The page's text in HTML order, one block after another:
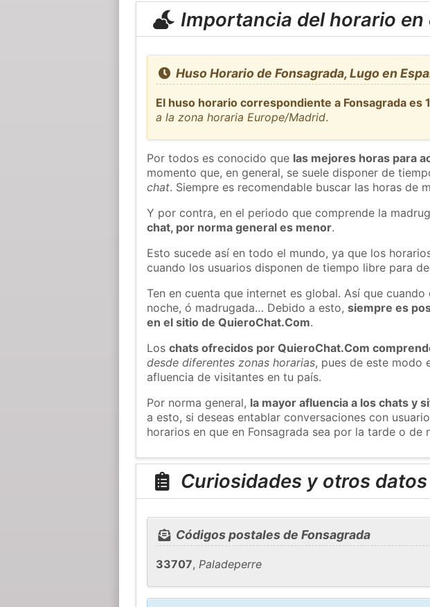
Importancia del horario en
Huso Horario de Fonsagrada, Lugo en
El huso horario correspondiente a Fonsagrada es
a la zona horaria Europe/Madrid.
Por todos es conocido que las mejores horas para
momento que, en general, se suele disponer de
chat. Siempre es recomendable buscar las horas de
Y por contra, en el periodo que comprende la
chat, por norma general es menor.
Esto sucede así en todo el mundo, ya que los
cuando los usuarios disponen de tiempo libre para
Ten en cuenta que internet es global. Así que
noche, ó madrugada… Debido a esto,siempre es
en el sitio de QuieroChat.Com.
Loschats ofrecidos por QuieroChat.Com
desde diferentes zonas horarias, pues de este modo
afluencia de visitantes en tu país.
Por norma general, la mayor afluencia a los chats y
a esto, si deseas entablar conversaciones con
horarios en que en Fonsagrada sea por la tarde o de
Curiosidades y otros
Códigos postales de Fonsagrada
33707,Paladeperre